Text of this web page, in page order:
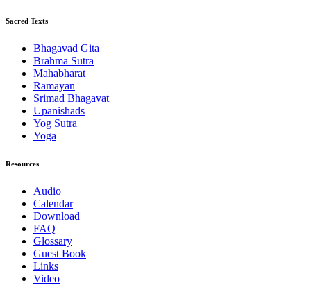
Sacred Texts
Bhagavad Gita
Brahma Sutra
Mahabharat
Ramayan
Srimad Bhagavat
Upanishads
Yog Sutra
Yoga
Resources
Audio
Calendar
Download
FAQ
Glossary
Guest Book
Links
Video